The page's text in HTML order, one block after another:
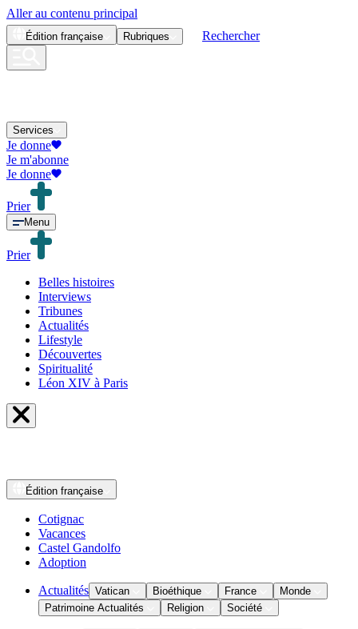
Aller au contenu principal
Édition française Rubriques Rechercher
Services
Je donne
Je m'abonne
Je donne
Prier
Menu
Prier
Belles histoires
Interviews
Tribunes
Actualités
Lifestyle
Découvertes
Spiritualité
Léon XIV à Paris
Édition française
Cotignac
Vacances
Castel Gandolfo
Adoption
Actualités Vatican Bioéthique France
Monde
Patrimoine Actualités
Religion Société